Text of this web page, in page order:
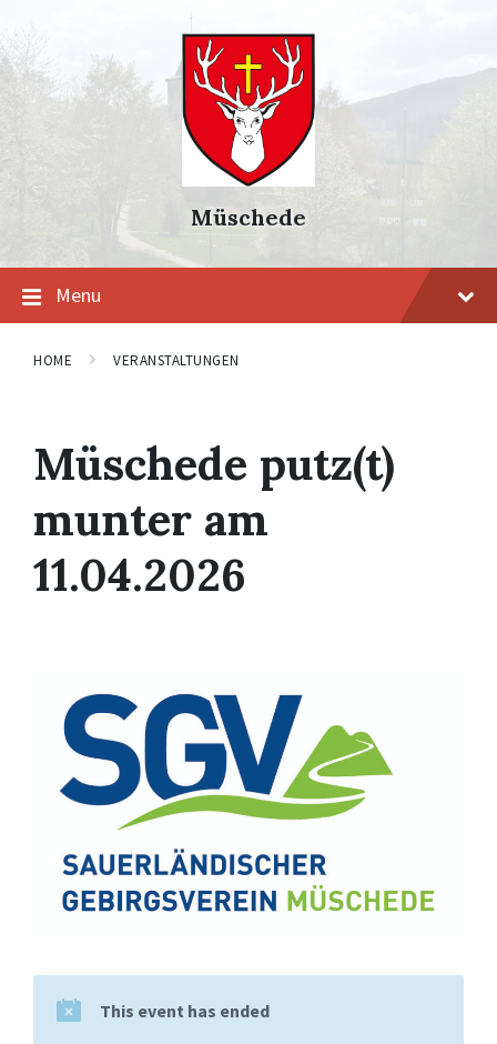
to
content
to
main
navigation
to
footer
Müschede
Menu
HOME VERANSTALTUNGEN
Müschede putz(t)
munter am
11.04.2026
This event has ended